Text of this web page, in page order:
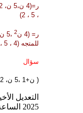
ر=(4 ن،5 ن، 2 ن)
، 5 ، 2)
ر= (4 ن 2 ،5 ن
للمتجه (4 ، 5 ، 2)
سؤال
( ن+1 ،5 ن ، 2 ن)
2025 الساعة